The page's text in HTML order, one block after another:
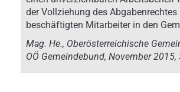
der Vollziehung des Abgabenrechtes
beschäftigten Mitarbeiter in den
Mag. He., Oberösterreichische
OÖ Gemeindebund, November 2015,